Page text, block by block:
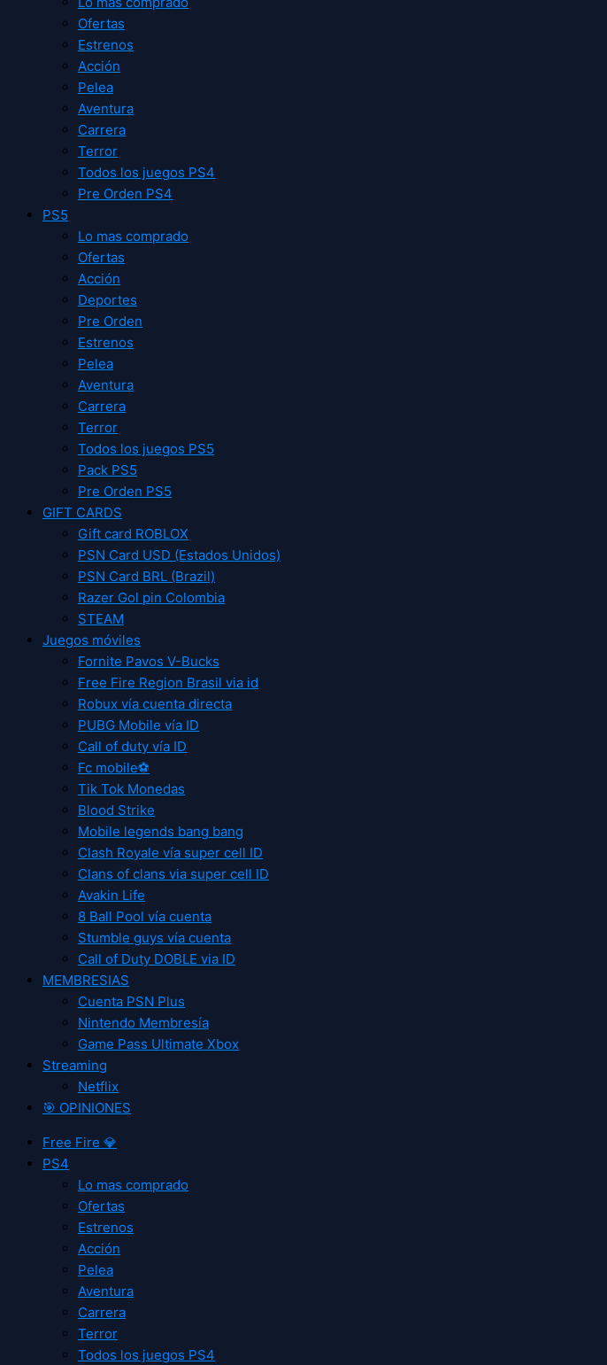
Ofertas
Estrenos
Acción
Pelea
Aventura
Carrera
Terror
Todos los juegos PS4
Pre Orden PS4
PS5
Lo mas comprado
Ofertas
Acción
Deportes
Pre Orden
Estrenos
Pelea
Aventura
Carrera
Terror
Todos los juegos PS5
Pack PS5
Pre Orden PS5
GIFT CARDS
Gift card ROBLOX
PSN Card USD (Estados Unidos)
PSN Card BRL (Brazil)
Razer Gol pin Colombia
STEAM
Juegos móviles
Fornite Pavos V-Bucks
Free Fire Region Brasil via id
Robux vía cuenta directa
PUBG Mobile vía ID
Call of duty vía ID
Fc mobile⚽
Tik Tok Monedas
Blood Strike
Mobile legends bang bang
Clash Royale vía super cell ID
Clans of clans via super cell ID
Avakin Life
8 Ball Pool vía cuenta
Stumble guys vía cuenta
Call of Duty DOBLE via ID
MEMBRESIAS
Cuenta PSN Plus
Nintendo Membresía
Game Pass Ultimate Xbox
Streaming
Netflix
🎯 OPINIONES
Free Fire 💎
PS4
Lo mas comprado
Ofertas
Estrenos
Acción
Pelea
Aventura
Carrera
Terror
Todos los juegos PS4